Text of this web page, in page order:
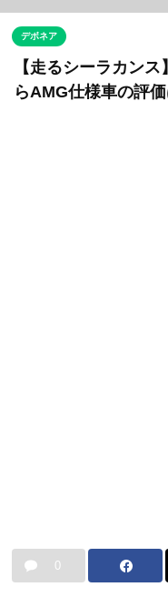
デボネア
【走るシーラカン
らAMG仕様車の評価
0